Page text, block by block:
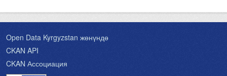
Open Data Kyrgyzstan жөнүндө
CKAN API
CKAN Ассоциация